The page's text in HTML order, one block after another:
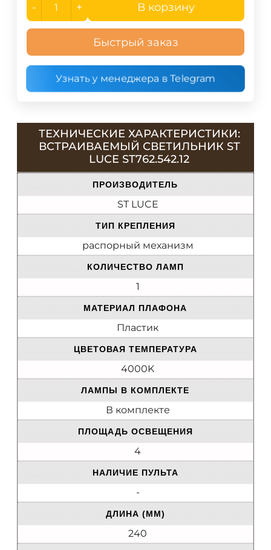
- + В корзину
Быстрый заказ
Узнать у менеджера в Telegram
ТЕХНИЧЕСКИЕ ХАРАКТЕРИСТИКИ:
ВСТРАИВАЕМЫЙ СВЕТИЛЬНИК ST
LUCE ST762.542.12
ПРОИЗВОДИТЕЛЬ
ST LUCE
ТИП КРЕПЛЕНИЯ
распорный механизм
КОЛИЧЕСТВО ЛАМП
1
МАТЕРИАЛ ПЛАФОНА
Пластик
ЦВЕТОВАЯ ТЕМПЕРАТУРА
4000K
ЛАМПЫ В КОМПЛЕКТЕ
В комплекте
ПЛОЩАДЬ ОСВЕЩЕНИЯ
4
НАЛИЧИЕ ПУЛЬТА
-
ДЛИНА (ММ)
240